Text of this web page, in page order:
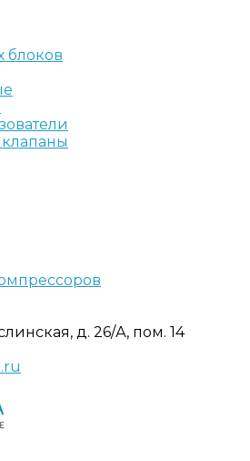
блоков
д. 26/А, пом. 14